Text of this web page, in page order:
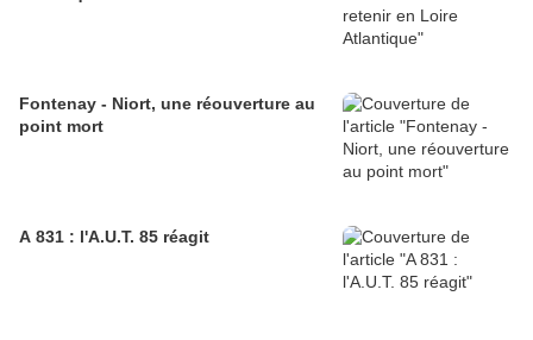
Fontenay - Niort, une réouverture au
point mort
A 831 : l'A.U.T. 85 réagit